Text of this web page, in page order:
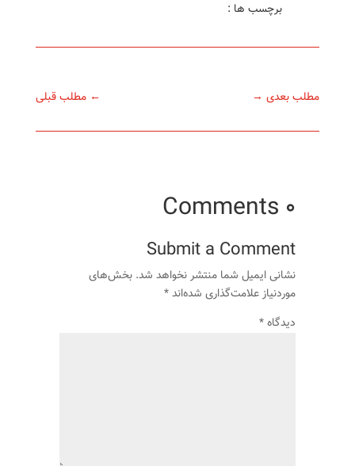
برچسب ها :
←مطلب قبلی مطلب بعدی→
0 Comments
Submit a Comment
نشانی ایمیل شما منتشر نخواهد شد. بخش‌های
موردنیاز علامت‌گذاری شده‌اند*
دیدگاه*